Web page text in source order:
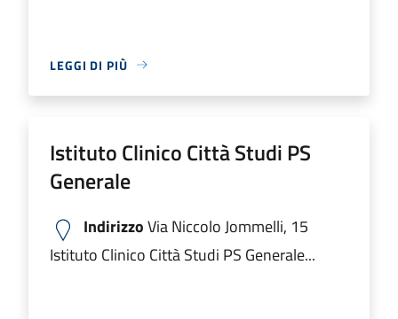
LEGGI DI PIÙ
Istituto Clinico Città Studi PS
Generale
IndirizzoVia Niccolo Jommelli, 15
Istituto Clinico Città Studi PS Generale...